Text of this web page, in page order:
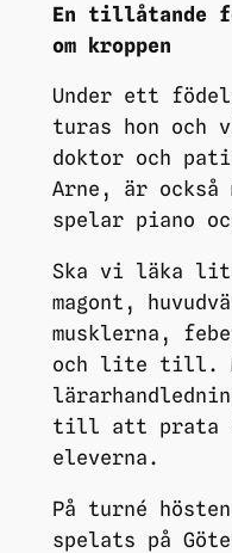
En tillåtande
om kroppen
Under ett
turas hon och
doktor och
Arne, är också
spelar piano
Ska vi läka
magont,
musklerna,
och lite till.
till att prata
eleverna.
På turné
spelats på